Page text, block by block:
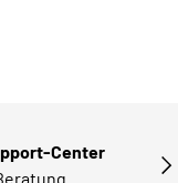
Center